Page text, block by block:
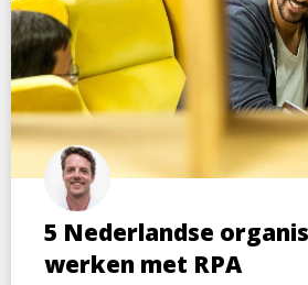
5 Nederlandse
werken met RPA